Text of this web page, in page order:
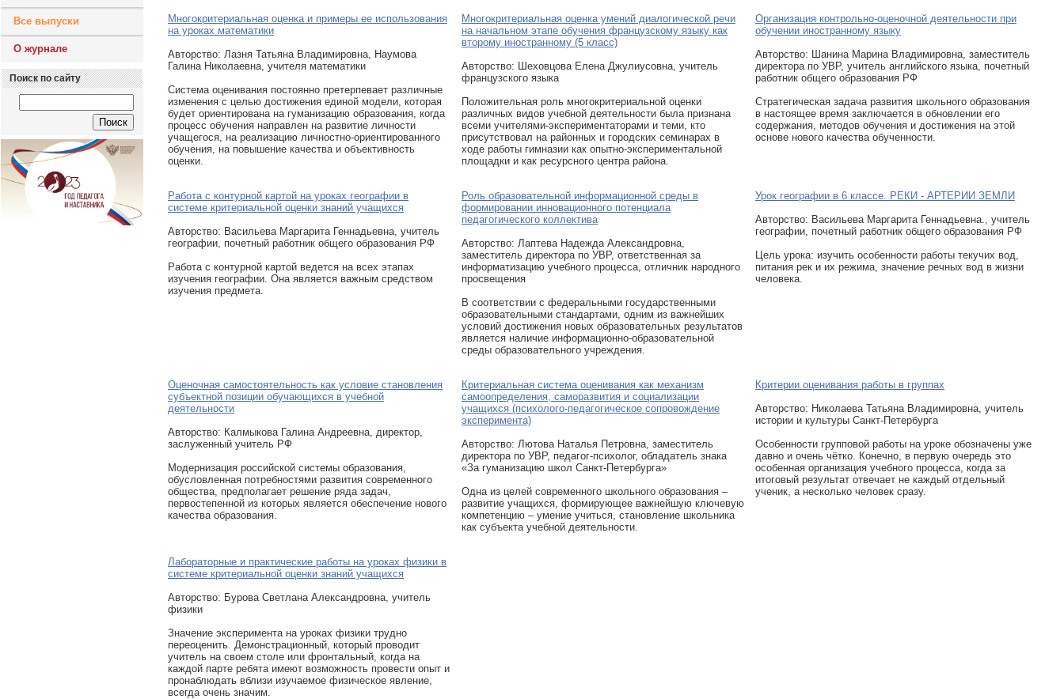
Все выпуски
О журнале
Поиск по сайту
Многокритериальная оценка и примеры ее использования
на уроках математики
Авторcтво: Лазня Татьяна Владимировна, Наумова
Галина Николаевна, учителя математики
Система оценивания постоянно претерпевает различные
изменения с целью достижения единой модели, которая
будет ориентирована на гуманизацию образования, когда
процесс обучения направлен на развитие личности
учащегося, на реализацию личностно-ориентированного
обучения, на повышение качества и объективность
оценки.
Многокритериальная оценка умений диалогической речи
на начальном этапе обучения французскому языку как
второму иностранному (5 класс)
Авторcтво: Шеховцова Елена Джулиусовна, учитель
французского языка
Положительная роль многокритериальной оценки
различных видов учебной деятельности была признана
всеми учителями-экспериментаторами и теми, кто
присутствовал на районных и городских семинарах в
ходе работы гимназии как опытно-экспериментальной
площадки и как ресурсного центра района.
Организация контрольно-оценочной деятельности при
обучении иностранному языку
Авторcтво: Шанина Марина Владимировна, заместитель
директора по УВР, учитель английского языка, почетный
работник общего образования РФ
Стратегическая задача развития школьного образования
в настоящее время заключается в обновлении его
содержания, методов обучения и достижения на этой
основе нового качества обученности.
Работа с контурной картой на уроках географии в
системе критериальной оценки знаний учащихся
Авторcтво: Васильева Маргарита Геннадьевна, учитель
географии, почетный работник общего образования РФ
Работа с контурной картой ведется на всех этапах
изучения географии. Она является важным средством
изучения предмета.
Роль образовательной информационной среды в
формировании инновационного потенциала
педагогического коллектива
Авторcтво: Лаптева Надежда Александровна,
заместитель директора по УВР, ответственная за
информатизацию учебного процесса, отличник народного
просвещения
В соответствии с федеральными государственными
образовательными стандартами, одним из важнейших
условий достижения новых образовательных результатов
является наличие информационно-образовательной
среды образовательного учреждения.
Урок географии в 6 классе. РЕКИ - АРТЕРИИ ЗЕМЛИ
Авторcтво: Васильева Маргарита Геннадьевна., учитель
географии, почетный работник общего образования РФ
Цель урока: изучить особенности работы текучих вод,
питания рек и их режима, значение речных вод в жизни
человека.
Оценочная самостоятельность как условие становления
субъектной позиции обучающихся в учебной
деятельности
Авторcтво: Калмыкова Галина Андреевна, директор,
заслуженный учитель РФ
Модернизация российской системы образования,
обусловленная потребностями развития современного
общества, предполагает решение ряда задач,
первостепенной из которых является обеспечение нового
качества образования.
Критериальная система оценивания как механизм
самоопределения, саморазвития и социализации
учащихся (психолого-педагогическое сопровождение
эксперимента)
Авторcтво: Лютова Наталья Петровна, заместитель
директора по УВР, педагог-психолог, обладатель знака
«За гуманизацию школ Санкт-Петербурга»
Одна из целей современного школьного образования –
развитие учащихся, формирующее важнейшую ключевую
компетенцию – умение учиться, становление школьника
как субъекта учебной деятельности.
Критерии оценивания работы в группах
Авторcтво: Николаева Татьяна Владимировна, учитель
истории и культуры Санкт-Петербурга
Особенности групповой работы на уроке обозначены уже
давно и очень чётко. Конечно, в первую очередь это
особенная организация учебного процесса, когда за
итоговый результат отвечает не каждый отдельный
ученик, а несколько человек сразу.
Лабораторные и практические работы на уроках физики в
системе критериальной оценки знаний учащихся
Авторcтво: Бурова Светлана Александровна, учитель
физики
Значение эксперимента на уроках физики трудно
переоценить. Демонстрационный, который проводит
учитель на своем столе или фронтальный, когда на
каждой парте ребята имеют возможность провести опыт и
пронаблюдать вблизи изучаемое физическое явление,
всегда очень значим.